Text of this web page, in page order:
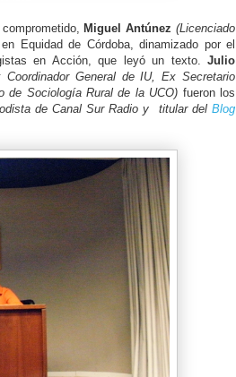
Miguel Antúnez(Licenciado
Equidad de Córdoba, dinamizado por el
en Acción, que leyó un texto. Julio
General de IU, Ex Secretario
de Sociología Rural de la UCO) fueron los
de Canal Sur Radio y titular delBlog